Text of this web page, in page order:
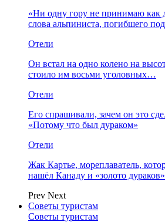
«Ни одну гору не принимаю как
слова альпиниста, погибшего
Отели
Он встал на одно колено на
стоило им восьми уголовных…
Отели
Его спрашивали, зачем он это
«Потому что был дураком»
Отели
Жак Картье, мореплаватель,
нашёл Канаду и «золото дураков»
Prev Next
Советы туристам
Советы туристам